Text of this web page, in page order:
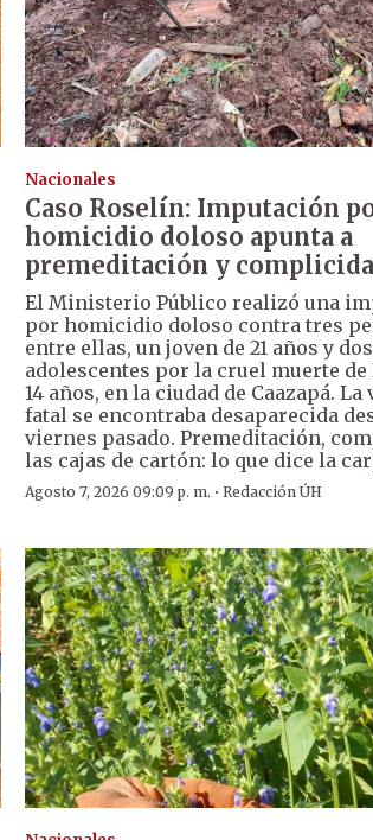
Nacionales
Caso Roselín: Imputación
homicidio doloso apunta a
premeditación y
El Ministerio Público realizó una
por homicidio doloso contra tres
entre ellas, un joven de 21 años y dos
adolescentes por la cruel muerte de
14 años, en la ciudad de Caazapá.
fatal se encontraba desaparecida
viernes pasado. Premeditación,
las cajas de cartón: lo que dice la
Agosto 7, 2026 09:09 p. m. · Redacción ÚH